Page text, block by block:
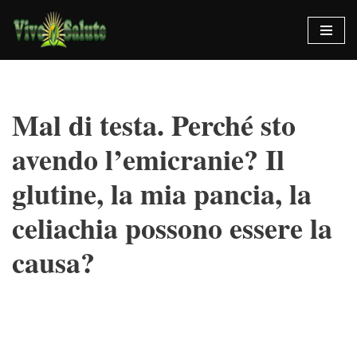
Vai
al
Mal di testa. Perché sto
avendo l’emicranie? Il
glutine, la mia pancia, la
celiachia possono essere la
causa?